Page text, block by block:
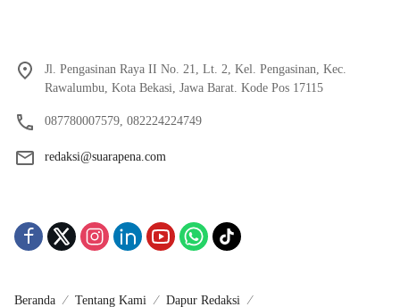
Jl. Pengasinan Raya II No. 21, Lt. 2, Kel. Pengasinan, Kec.
Rawalumbu, Kota Bekasi, Jawa Barat. Kode Pos 17115
087780007579, 082224224749
redaksi@suarapena.com
Beranda Tentang Kami Dapur Redaksi